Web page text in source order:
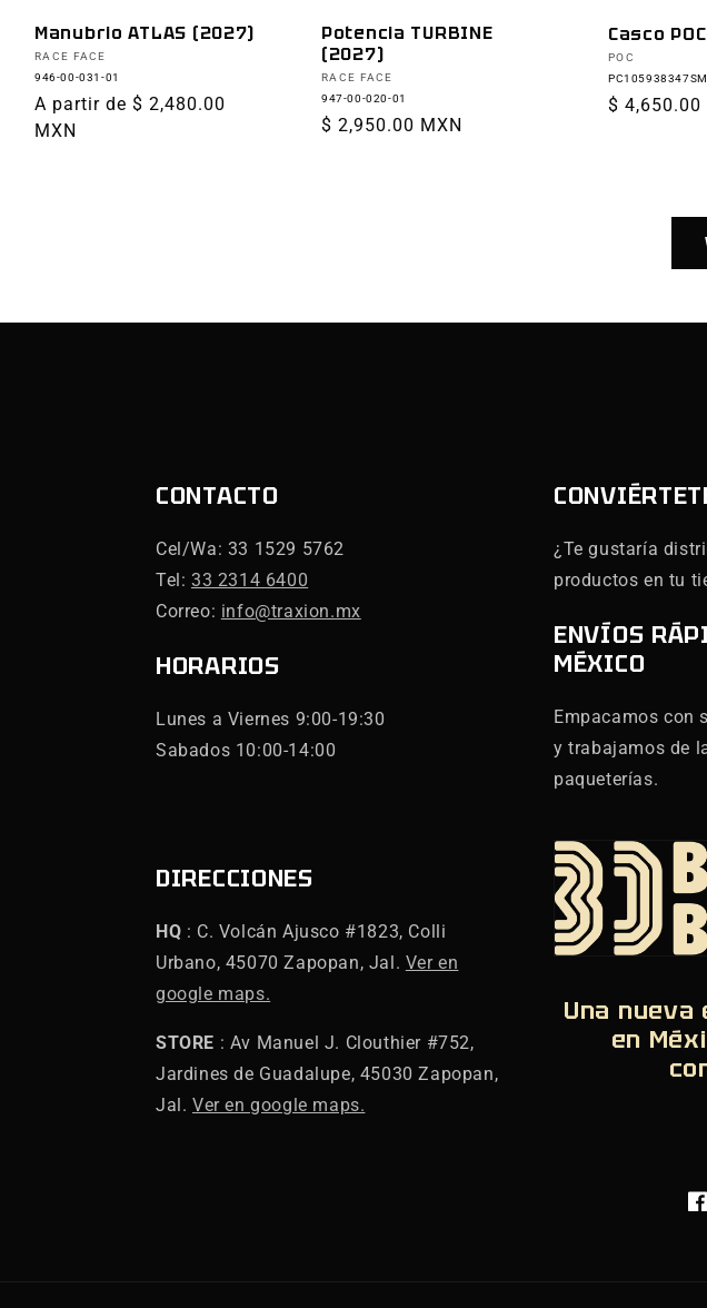
Manubrio ATLAS (2027)
Proveedor:
RACE FACE
946-00-031-01
Precio
habitual
A partir de $ 2,480.00
MXN
Potencia TURBINE
(2027)
Proveedor:
RACE FACE
947-00-020-01
Precio
$ 2,950.00 MXN
Casco
Proveedor:
POC
Precio
$ 4,650.00
CONTACTO
Cel/Wa: 33 1529 5762
Tel: 33 2314 6400
Correo: info@traxion.mx
HORARIOS
Lunes a Viernes 9:00-19:30
Sabados 10:00-14:00
¿Te gustaría
productos en tu
ENVÍOS
MÉXICO
Empacamos con
y trabajamos de
paqueterías.
DIRECCIONES
HQ : C. Volcán Ajusco #1823, Colli
Urbano, 45070 Zapopan, Jal. Ver en
google maps.
STORE : Av Manuel J. Clouthier #752,
Jardines de Guadalupe, 45030 Zapopan,
Jal. Ver en google maps.
Una nueva
en